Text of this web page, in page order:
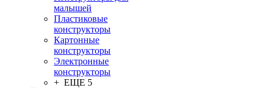
малышей
Пластиковые
конструкторы
Картонные
конструкторы
Электронные
конструкторы
+ ЕЩЕ 5